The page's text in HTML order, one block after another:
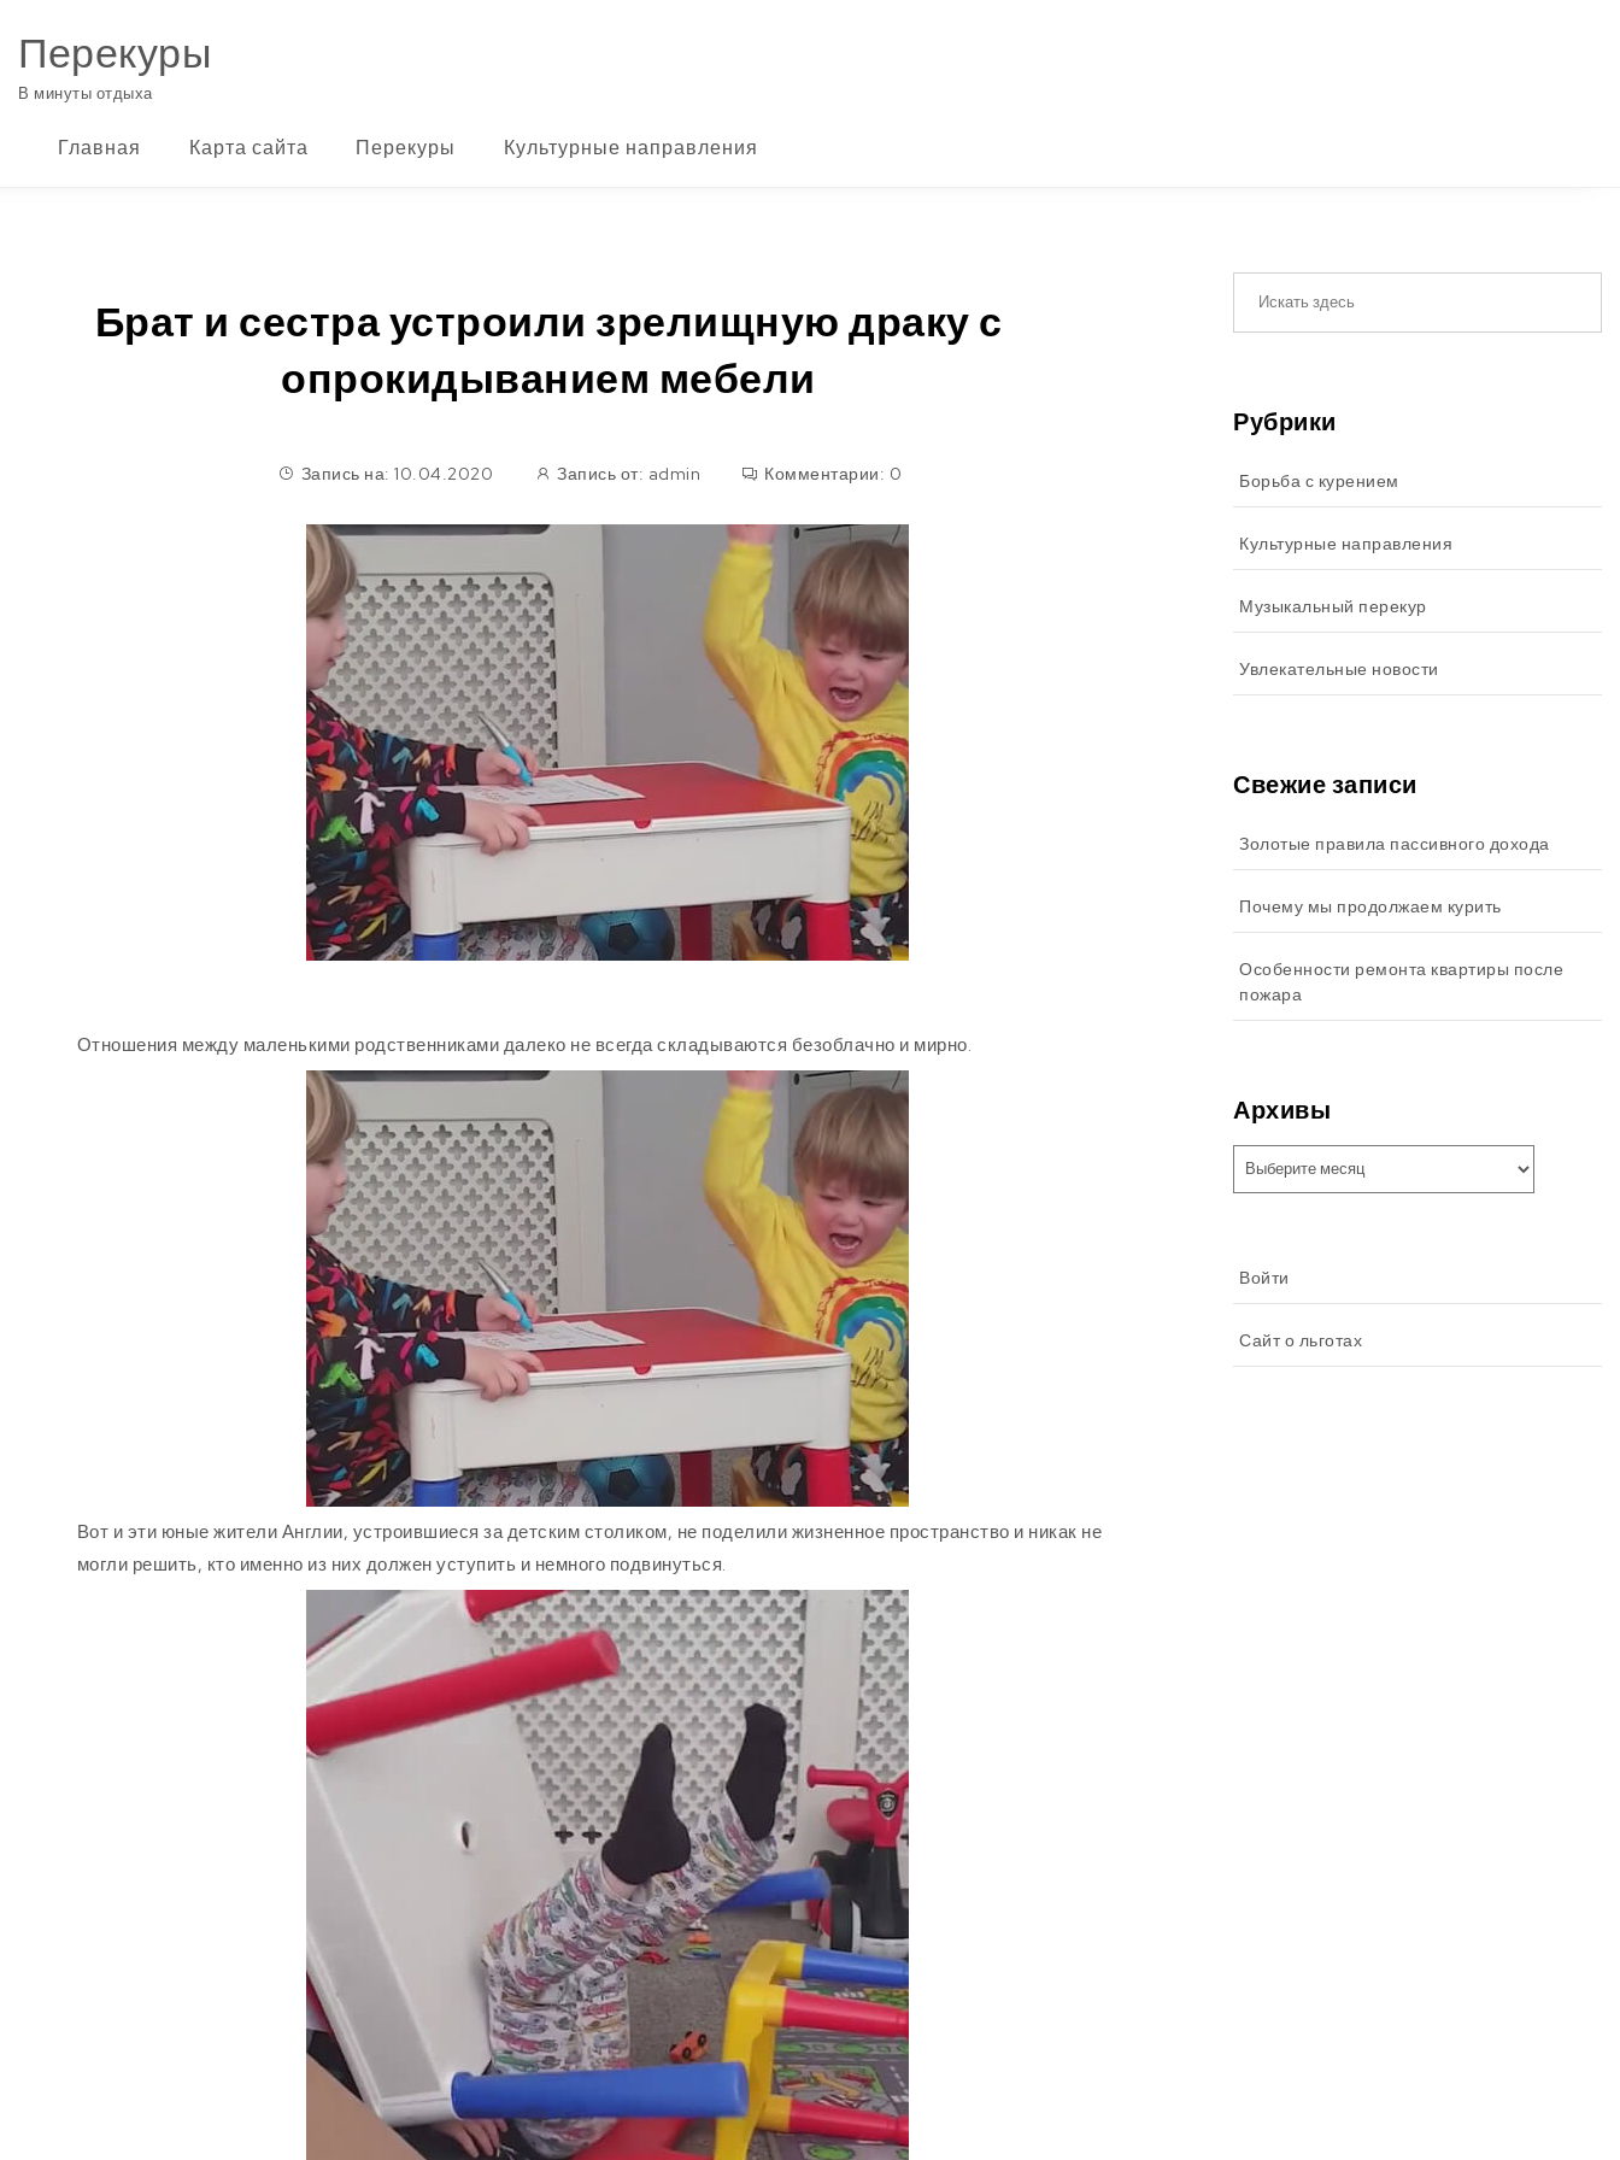
Перекуры
В минуты отдыха
Главная Карта сайта Перекуры Культурные направления
Брат и сестра устроили зрелищную драку с
опрокидыванием мебели
Запись на: 10.04.2020 Запись от: admin Комментарии: 0
Отношения между маленькими родственниками далеко не всегда складываются безоблачно и мирно.
Вот и эти юные жители Англии, устроившиеся за детским столиком, не поделили жизненное пространство и никак не
могли решить, кто именно из них должен уступить и немного подвинуться.
Рубрики
Борьба с курением
Культурные направления
Музыкальный перекур
Увлекательные новости
Свежие записи
Золотые правила пассивного дохода
Почему мы продолжаем курить
Особенности ремонта квартиры после
пожара
Архивы
Войти
Сайт о льготах